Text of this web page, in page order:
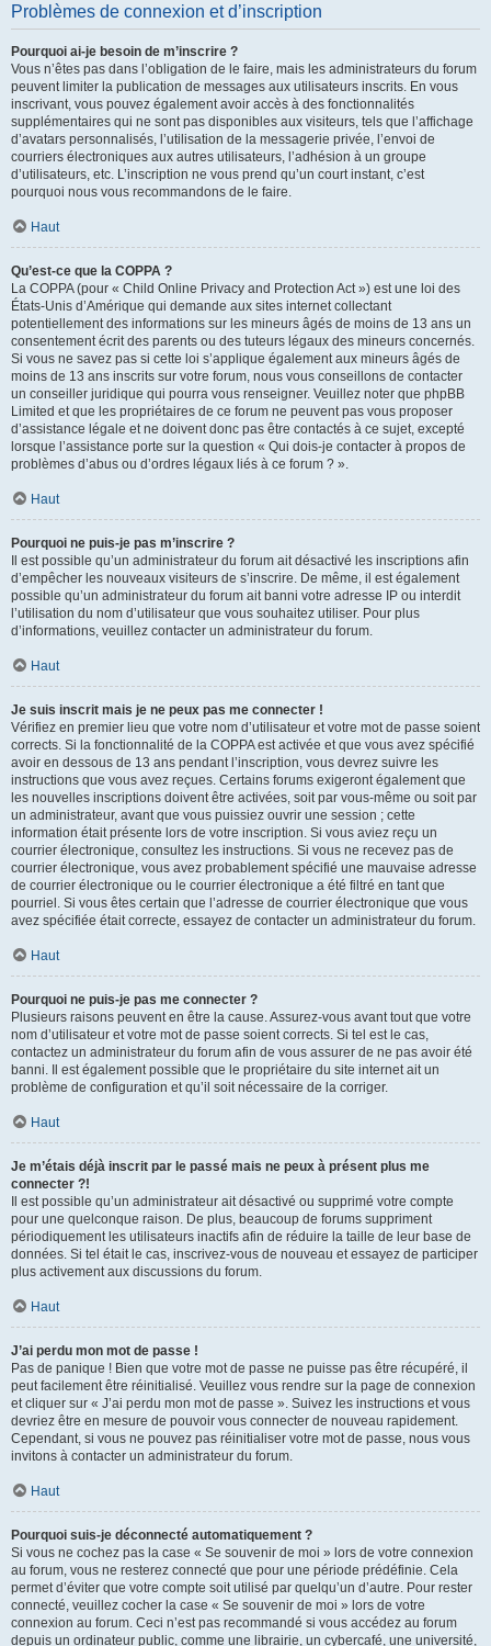
Problèmes de connexion et d’inscription
Pourquoi ai-je besoin de m’inscrire ?
Vous n’êtes pas dans l’obligation de le faire, mais les administrateurs du forum
peuvent limiter la publication de messages aux utilisateurs inscrits. En vous
inscrivant, vous pouvez également avoir accès à des fonctionnalités
supplémentaires qui ne sont pas disponibles aux visiteurs, tels que l’affichage
d’avatars personnalisés, l’utilisation de la messagerie privée, l’envoi de
courriers électroniques aux autres utilisateurs, l’adhésion à un groupe
d’utilisateurs, etc. L’inscription ne vous prend qu’un court instant, c’est
pourquoi nous vous recommandons de le faire.
Haut
Qu’est-ce que la COPPA ?
La COPPA (pour « Child Online Privacy and Protection Act ») est une loi des
États-Unis d’Amérique qui demande aux sites internet collectant
potentiellement des informations sur les mineurs âgés de moins de 13 ans un
consentement écrit des parents ou des tuteurs légaux des mineurs concernés.
Si vous ne savez pas si cette loi s’applique également aux mineurs âgés de
moins de 13 ans inscrits sur votre forum, nous vous conseillons de contacter
un conseiller juridique qui pourra vous renseigner. Veuillez noter que phpBB
Limited et que les propriétaires de ce forum ne peuvent pas vous proposer
d’assistance légale et ne doivent donc pas être contactés à ce sujet, excepté
lorsque l’assistance porte sur la question « Qui dois-je contacter à propos de
problèmes d’abus ou d’ordres légaux liés à ce forum ? ».
Haut
Pourquoi ne puis-je pas m’inscrire ?
Il est possible qu’un administrateur du forum ait désactivé les inscriptions afin
d’empêcher les nouveaux visiteurs de s’inscrire. De même, il est également
possible qu’un administrateur du forum ait banni votre adresse IP ou interdit
l’utilisation du nom d’utilisateur que vous souhaitez utiliser. Pour plus
d’informations, veuillez contacter un administrateur du forum.
Haut
Je suis inscrit mais je ne peux pas me connecter !
Vérifiez en premier lieu que votre nom d’utilisateur et votre mot de passe soient
corrects. Si la fonctionnalité de la COPPA est activée et que vous avez spécifié
avoir en dessous de 13 ans pendant l’inscription, vous devrez suivre les
instructions que vous avez reçues. Certains forums exigeront également que
les nouvelles inscriptions doivent être activées, soit par vous-même ou soit par
un administrateur, avant que vous puissiez ouvrir une session ; cette
information était présente lors de votre inscription. Si vous aviez reçu un
courrier électronique, consultez les instructions. Si vous ne recevez pas de
courrier électronique, vous avez probablement spécifié une mauvaise adresse
de courrier électronique ou le courrier électronique a été filtré en tant que
pourriel. Si vous êtes certain que l’adresse de courrier électronique que vous
avez spécifiée était correcte, essayez de contacter un administrateur du forum.
Haut
Pourquoi ne puis-je pas me connecter ?
Plusieurs raisons peuvent en être la cause. Assurez-vous avant tout que votre
nom d’utilisateur et votre mot de passe soient corrects. Si tel est le cas,
contactez un administrateur du forum afin de vous assurer de ne pas avoir été
banni. Il est également possible que le propriétaire du site internet ait un
problème de configuration et qu’il soit nécessaire de la corriger.
Haut
Je m’étais déjà inscrit par le passé mais ne peux à présent plus me
connecter ?!
Il est possible qu’un administrateur ait désactivé ou supprimé votre compte
pour une quelconque raison. De plus, beaucoup de forums suppriment
périodiquement les utilisateurs inactifs afin de réduire la taille de leur base de
données. Si tel était le cas, inscrivez-vous de nouveau et essayez de participer
plus activement aux discussions du forum.
Haut
J’ai perdu mon mot de passe !
Pas de panique ! Bien que votre mot de passe ne puisse pas être récupéré, il
peut facilement être réinitialisé. Veuillez vous rendre sur la page de connexion
et cliquer sur « J’ai perdu mon mot de passe ». Suivez les instructions et vous
devriez être en mesure de pouvoir vous connecter de nouveau rapidement.
Cependant, si vous ne pouvez pas réinitialiser votre mot de passe, nous vous
invitons à contacter un administrateur du forum.
Haut
Pourquoi suis-je déconnecté automatiquement ?
Si vous ne cochez pas la case « Se souvenir de moi » lors de votre connexion
au forum, vous ne resterez connecté que pour une période prédéfinie. Cela
permet d’éviter que votre compte soit utilisé par quelqu’un d’autre. Pour rester
connecté, veuillez cocher la case « Se souvenir de moi » lors de votre
connexion au forum. Ceci n’est pas recommandé si vous accédez au forum
depuis un ordinateur public, comme une librairie, un cybercafé, une université,